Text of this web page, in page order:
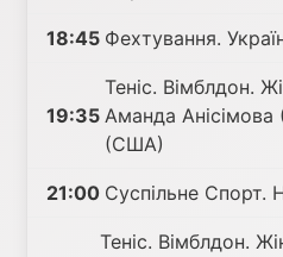
18:45 Фехтування.
19:35
Теніс. Вімблдон.
Аманда
(США)
21:00 Суспільне Спорт.
Теніс. Вімблдон.